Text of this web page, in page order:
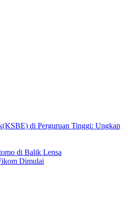
di Perguruan Tinggi: Ungkap
di Balik Lensa
Dimulai